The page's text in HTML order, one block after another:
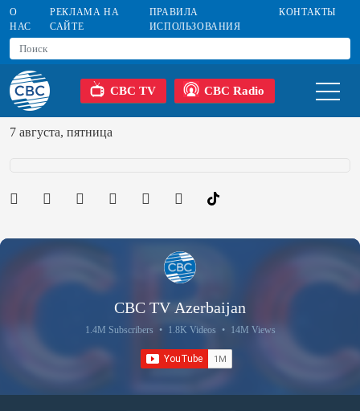
О
НАС
РЕКЛАМА НА
САЙТЕ
ПРАВИЛА
ИСПОЛЬЗОВАНИЯ
КОНТАКТЫ
CBC TV CBC Radio
7 августа, пятница
CBC TV Azerbaijan
1.4M Subscribers • 1.8K Videos • 14M Views